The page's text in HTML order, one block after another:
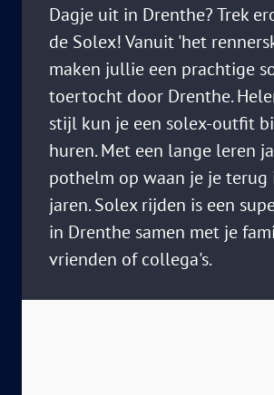
Dagje uit in Drenthe? Trek
de Solex! Vanuit 'het
maken jullie een prachtige
toertocht door Drenthe.
stijl kun je een solex-outfit
huren. Met een lange leren
pothelm op waan je je terug
jaren. Solex rijden is een
in Drenthe samen met je
vrienden of collega's.